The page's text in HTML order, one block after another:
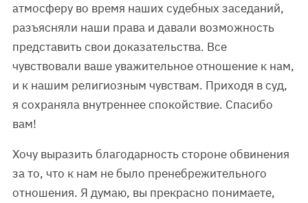
атмосферу во время наших судебных заседаний,
разъясняли наши права и давали возможность
представить свои доказательства. Все
чувствовали ваше уважительное отношение к нам,
и к нашим религиозным чувствам. Приходя в суд,
я сохраняла внутреннее спокойствие. Спасибо
вам!
Хочу выразить благодарность стороне обвинения
за то, что к нам не было пренебрежительного
отношения. Я думаю, вы прекрасно понимаете,